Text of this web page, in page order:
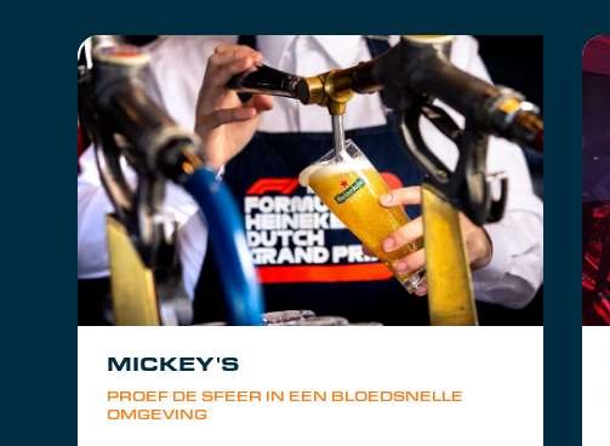
PROEF DE SFEER IN EEN BLOEDSNELLE
OMGEVING
MICKEY'S